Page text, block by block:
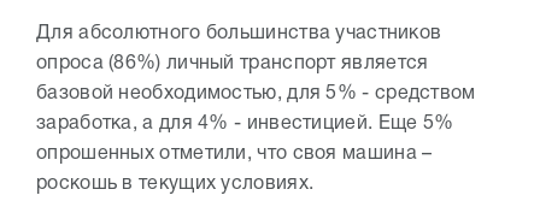
Для абсолютного большинства участников
опроса (86%) личный транспорт является
базовой необходимостью, для 5% - средством
заработка, а для 4% - инвестицией. Еще 5%
опрошенных отметили, что своя машина –
роскошь в текущих условиях.